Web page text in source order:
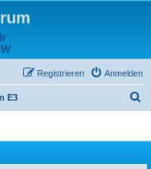
Anmelden
Registrieren
E3